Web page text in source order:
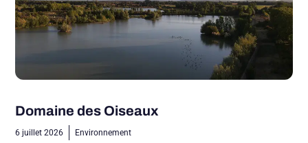
Domaine des Oiseaux
6 juillet 2026 Environnement